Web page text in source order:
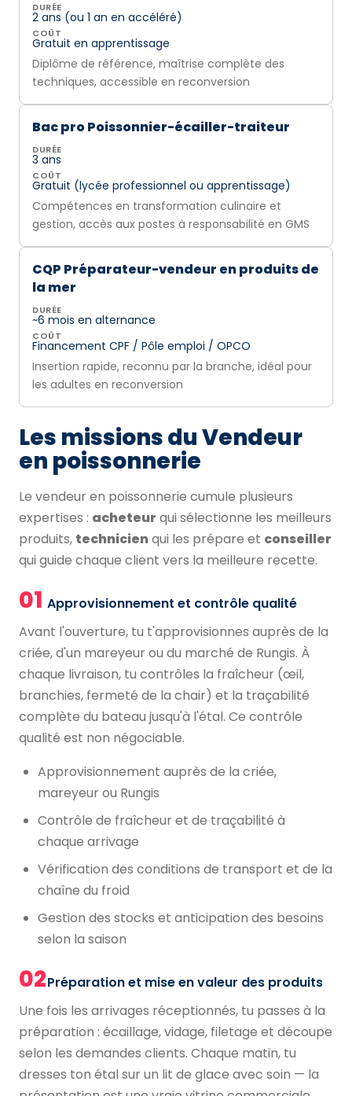
DURÉE
2 ans (ou 1 an en accéléré)
COÛT
Gratuit en apprentissage
Diplôme de référence, maîtrise complète des
techniques, accessible en reconversion
Bac pro Poissonnier-écailler-traiteur
DURÉE
3 ans
COÛT
Gratuit (lycée professionnel ou apprentissage)
Compétences en transformation culinaire et
gestion, accès aux postes à responsabilité en GMS
CQP Préparateur-vendeur en produits de
la mer
DURÉE
~6 mois en alternance
COÛT
Financement CPF / Pôle emploi / OPCO
Insertion rapide, reconnu par la branche, idéal pour
les adultes en reconversion
Les missions du Vendeur
en poissonnerie
Le vendeur en poissonnerie cumule plusieurs
expertises : acheteur qui sélectionne les meilleurs
produits, technicienqui les prépare et conseiller
qui guide chaque client vers la meilleure recette.
01 Approvisionnement et contrôle qualité
Avant l'ouverture, tu t'approvisionnes auprès de la
criée, d'un mareyeur ou du marché de Rungis. À
chaque livraison, tu contrôles la fraîcheur (œil,
branchies, fermeté de la chair) et la traçabilité
complète du bateau jusqu'à l'étal. Ce contrôle
qualité est non négociable.
Approvisionnement auprès de la criée,
mareyeur ou Rungis
Contrôle de fraîcheur et de traçabilité à
chaque arrivage
Vérification des conditions de transport et de la
chaîne du froid
Gestion des stocks et anticipation des besoins
selon la saison
02Préparation et mise en valeur des produits
Une fois les arrivages réceptionnés, tu passes à la
préparation : écaillage, vidage, filetage et découpe
selon les demandes clients. Chaque matin, tu
dresses ton étal sur un lit de glace avec soin — la